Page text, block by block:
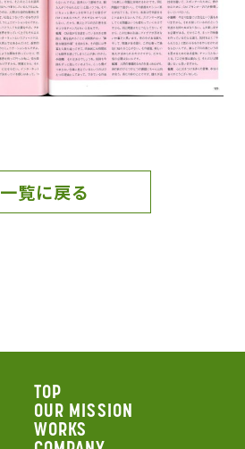
一覧に戻る
TOP
OUR MISSION
WORKS